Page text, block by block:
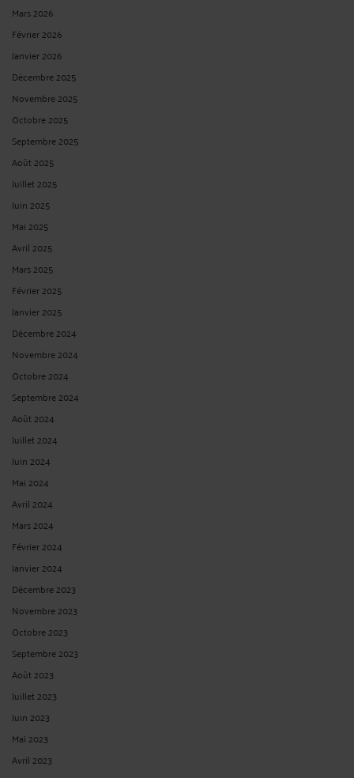
Mars 2026
Février 2026
Janvier 2026
Décembre 2025
Novembre 2025
Octobre 2025
Septembre 2025
Août 2025
Juillet 2025
Juin 2025
Mai 2025
Avril 2025
Mars 2025
Février 2025
Janvier 2025
Décembre 2024
Novembre 2024
Octobre 2024
Septembre 2024
Août 2024
Juillet 2024
Juin 2024
Mai 2024
Avril 2024
Mars 2024
Février 2024
Janvier 2024
Décembre 2023
Novembre 2023
Octobre 2023
Septembre 2023
Août 2023
Juillet 2023
Juin 2023
Mai 2023
Avril 2023